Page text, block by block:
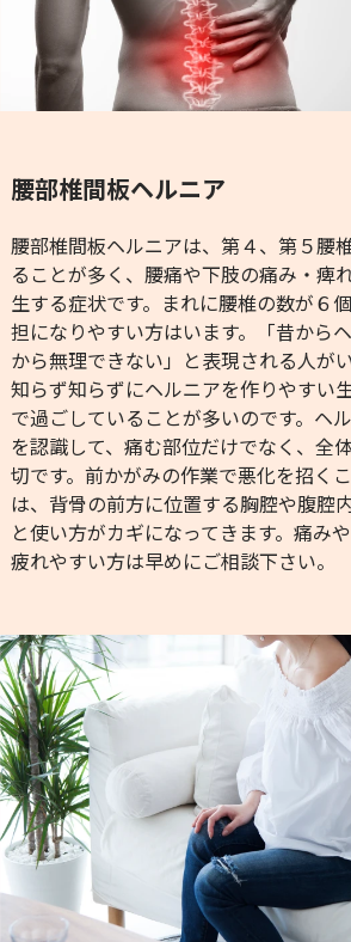
腰部椎間板ヘルニア
腰部椎間板ヘルニアは、第４、第５腰
ることが多く、腰痛や下肢の痛み・痺
生する症状です。まれに腰椎の数が６
担になりやすい方はいます。「昔から
から無理できない」と表現される人が
知らず知らずにヘルニアを作りやすい
で過ごしていることが多いのです。ヘ
を認識して、痛む部位だけでなく、全
切です。前かがみの作業で悪化を招く
は、背骨の前方に位置する胸腔や腹腔
と使い方がカギになってきます。痛み
疲れやすい方は早めにご相談下さい。